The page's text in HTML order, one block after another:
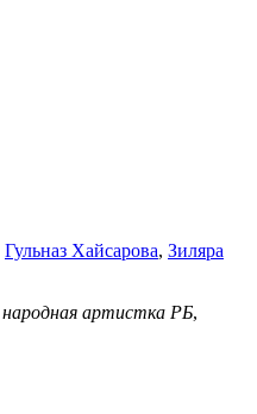
Гульназ Хайсарова, Зиляра
народная артистка РБ,